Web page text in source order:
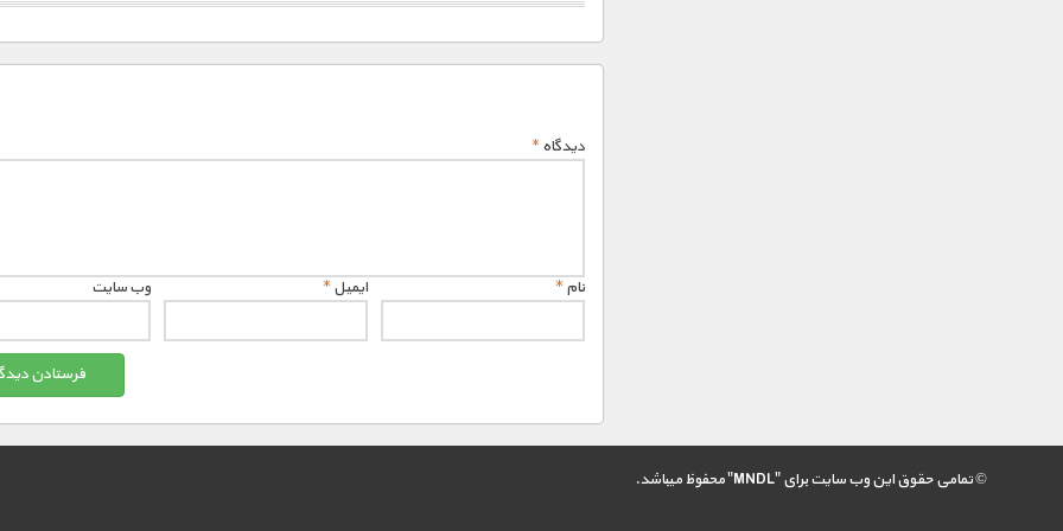
دیدگاه*
نام* ایمیل* وب‌ سایت
© تمامی حقوق این وب سایت برای "MNDL" محفوظ میباشد.